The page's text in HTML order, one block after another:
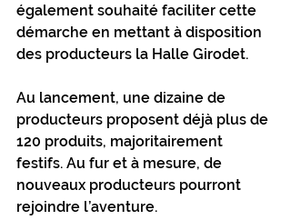
également souhaité faciliter cette
démarche en mettant à disposition
des producteurs la Halle Girodet.
Au lancement, une dizaine de
producteurs proposent déjà plus de
120 produits, majoritairement
festifs. Au fur et à mesure, de
nouveaux producteurs pourront
rejoindre l’aventure.